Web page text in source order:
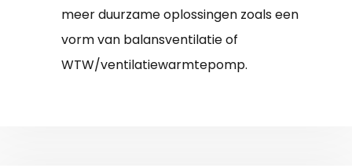
meer duurzame oplossingen zoals een
vorm van balansventilatie of
WTW/ventilatiewarmtepomp.